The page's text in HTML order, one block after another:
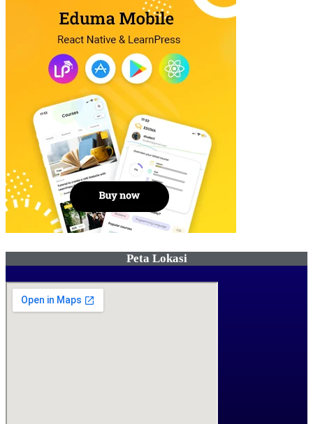
Peta Lokasi